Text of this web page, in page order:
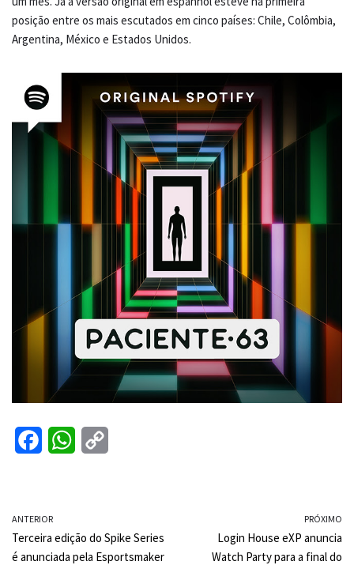
posição entre os mais escutados em cinco países: Chile, Colômbia,
Argentina, México e Estados Unidos.
e
L
ANTERIOR
Terceira edição do Spike Series
é anunciada pela Esportsmaker
PRÓXIMO
Login House eXP anuncia
Watch Party para a final do